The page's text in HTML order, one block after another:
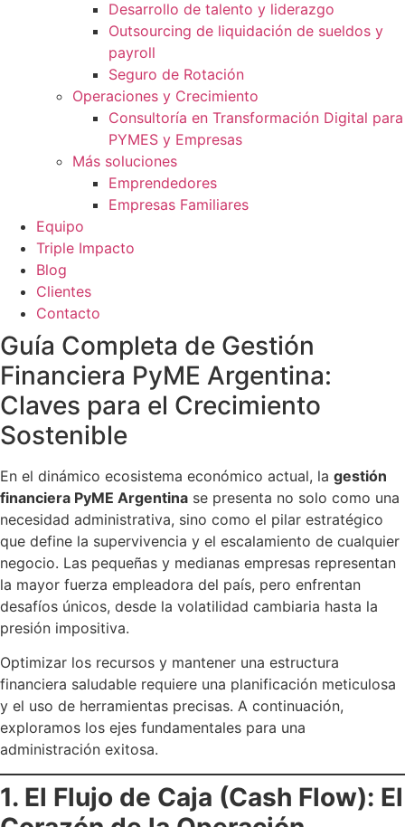
Desarrollo de talento y liderazgo
Outsourcing de liquidación de sueldos y
payroll
Seguro de Rotación
Operaciones y Crecimiento
Consultoría en Transformación Digital para
PYMES y Empresas
Más soluciones
Emprendedores
Empresas Familiares
Equipo
Triple Impacto
Blog
Clientes
Contacto
Guía Completa de Gestión
Financiera PyME Argentina:
Claves para el Crecimiento
Sostenible
En el dinámico ecosistema económico actual, la gestión
financiera PyME Argentina se presenta no solo como una
necesidad administrativa, sino como el pilar estratégico
que define la supervivencia y el escalamiento de cualquier
negocio. Las pequeñas y medianas empresas representan
la mayor fuerza empleadora del país, pero enfrentan
desafíos únicos, desde la volatilidad cambiaria hasta la
presión impositiva.
Optimizar los recursos y mantener una estructura
financiera saludable requiere una planificación meticulosa
y el uso de herramientas precisas. A continuación,
exploramos los ejes fundamentales para una
administración exitosa.
1. El Flujo de Caja (Cash Flow): El